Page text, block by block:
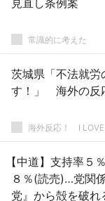
見直し条例案
常識的に考えた
茨城県「不法就労
す！」 海外の反
海外反応！ I
【中道】支持率５
８％(読売)…党関
党』から殻を破れ